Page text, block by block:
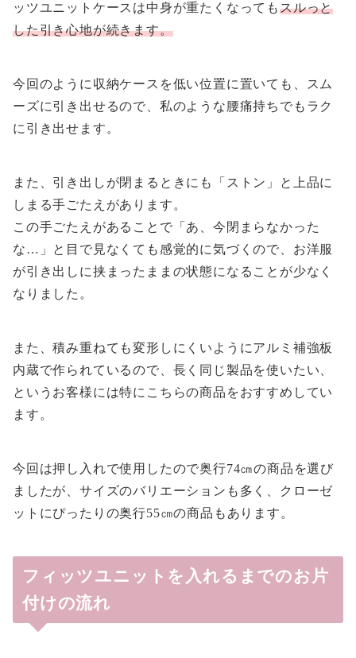
ッツユニットケースは中身が重たくなってもスルっと
した引き心地が続きます。
今回のように収納ケースを低い位置に置いても、スム
ーズに引き出せるので、私のような腰痛持ちでもラク
に引き出せます。
また、引き出しが閉まるときにも「ストン」と上品に
しまる手ごたえがあります。
この手ごたえがあることで「あ、今閉まらなかった
な…」と目で見なくても感覚的に気づくので、お洋服
が引き出しに挟まったままの状態になることが少なく
なりました。
また、積み重ねても変形しにくいようにアルミ補強板
内蔵で作られているので、長く同じ製品を使いたい、
というお客様には特にこちらの商品をおすすめしてい
ます。
今回は押し入れで使用したので奥行74㎝の商品を選び
ましたが、サイズのバリエーションも多く、クローゼ
ットにぴったりの奥行55㎝の商品もあります。
フィッツユニットを入れるまでのお片
付けの流れ